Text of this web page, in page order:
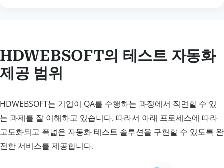
HDWEBSOFT의 테스트 자동화
제공 범위
HDWEBSOFT는 기업이 QA를 수행하는 과정에서 직면할 수 있
는 과제를 잘 이해하고 있습니다. 따라서 아래 프로세스에 따라
고도화되고 폭넓은 자동화 테스트 솔루션을 구현할 수 있도록 완
전한 서비스를 제공합니다.